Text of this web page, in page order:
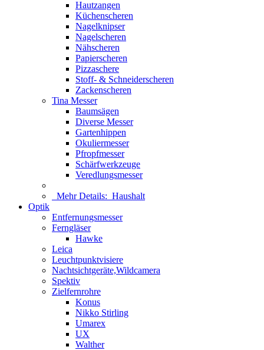
Hautzangen
Küchenscheren
Nagelknipser
Nagelscheren
Nähscheren
Papierscheren
Pizzaschere
Stoff- & Schneiderscheren
Zackenscheren
Tina Messer
Baumsägen
Diverse Messer
Gartenhippen
Okuliermesser
Pfropfmesser
Schärfwerkzeuge
Veredlungsmesser
Mehr Details: Haushalt
Optik
Entfernungsmesser
Ferngläser
Hawke
Leica
Leuchtpunktvisiere
Nachtsichtgeräte,Wildcamera
Spektiv
Zielfernrohre
Konus
Nikko Stirling
Umarex
UX
Walther